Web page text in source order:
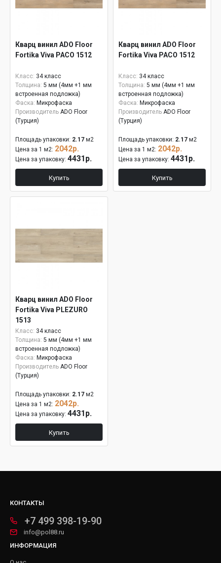
Кварц винил ADO Floor
Fortika Viva PACO 1512
Класс: 34 класс
Толщина: 5 мм (4мм +1 мм
встроенная подложка)
Фаска: Микрофаска
Производитель ADO Floor
(Турция)
Площадь упаковки: 2.17 м2
Цена за 1 м2: 2042р.
Цена за упаковку: 4431р.
Купить
Кварц винил ADO Floor
Fortika Viva PACO 1512
Класс: 34 класс
Толщина: 5 мм (4мм +1 мм
встроенная подложка)
Фаска: Микрофаска
Производитель ADO Floor
(Турция)
Площадь упаковки: 2.17 м2
Цена за 1 м2: 2042р.
Цена за упаковку: 4431р.
Купить
Кварц винил ADO Floor
Fortika Viva PLEZURO
1513
Класс: 34 класс
Толщина: 5 мм (4мм +1 мм
встроенная подложка)
Фаска: Микрофаска
Производитель ADO Floor
(Турция)
Площадь упаковки: 2.17 м2
Цена за 1 м2: 2042р.
Цена за упаковку: 4431р.
Купить
КОНТАКТЫ
+7 499 398-19-90
info@pol88.ru
ИНФОРМАЦИЯ